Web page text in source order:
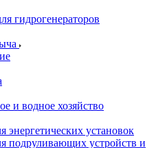
гидрогенераторов
и водное хозяйство
энергетических установок
подруливающих устройств и